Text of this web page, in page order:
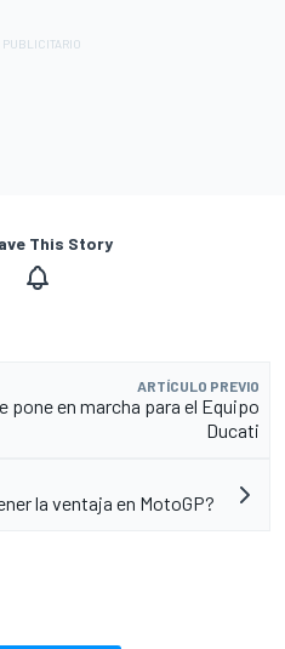
This Story
ARTÍCULO PREVIO
pone en marcha para el Equipo
Ducati
la ventaja en MotoGP?